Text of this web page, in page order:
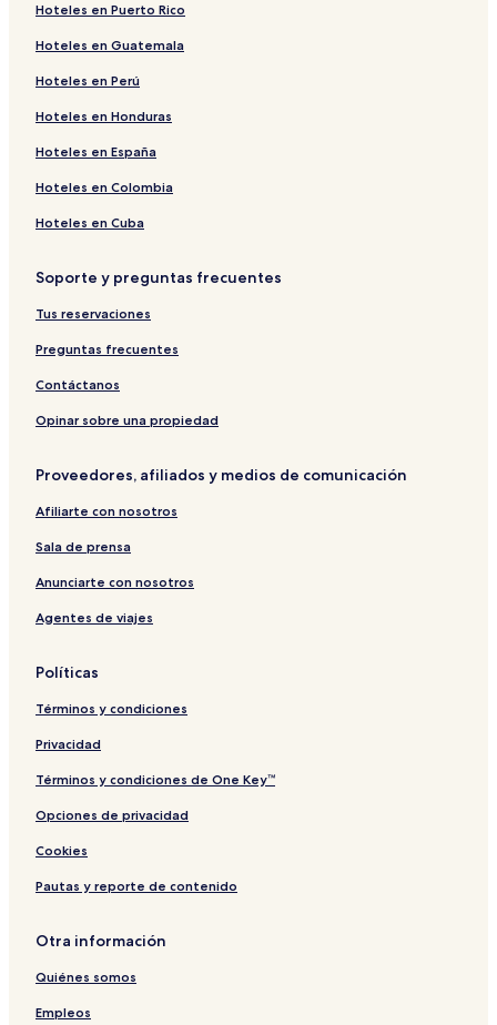
Hoteles en Puerto Rico
Hoteles en Guatemala
Hoteles en Perú
Hoteles en Honduras
Hoteles en España
Hoteles en Colombia
Hoteles en Cuba
Soporte y preguntas frecuentes
Tus reservaciones
Preguntas frecuentes
Contáctanos
Opinar sobre una propiedad
Proveedores, afiliados y medios de comunicación
Afiliarte con nosotros
Sala de prensa
Anunciarte con nosotros
Agentes de viajes
Políticas
Términos y condiciones
Privacidad
Términos y condiciones de One Key™
Opciones de privacidad
Cookies
Pautas y reporte de contenido
Otra información
Quiénes somos
Empleos